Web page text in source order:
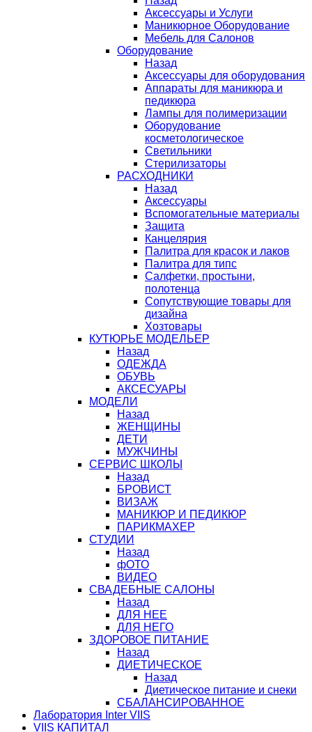
Аксессуары и Услуги
Маникюрное Оборудование
Мебель для Салонов
Оборудование
Назад
Аксессуары для оборудования
Аппараты для маникюра и
педикюра
Лампы для полимеризации
Оборудование
косметологическое
Светильники
Стерилизаторы
РАСХОДНИКИ
Назад
Аксессуары
Вспомогательные материалы
Защита
Канцелярия
Палитра для красок и лаков
Палитра для типс
Салфетки, простыни,
полотенца
Сопутствующие товары для
дизайна
Хозтовары
КУТЮРЬЕ МОДЕЛЬЕР
Назад
ОДЕЖДА
ОБУВЬ
АКСЕСУАРЫ
МОДЕЛИ
Назад
ЖЕНЩИНЫ
ДЕТИ
МУЖЧИНЫ
СЕРВИС ШКОЛЫ
Назад
БРОВИСТ
ВИЗАЖ
МАНИКЮР И ПЕДИКЮР
ПАРИКМАХЕР
СТУДИИ
Назад
фОТО
ВИДЕО
СВАДЕБНЫЕ САЛОНЫ
Назад
ДЛЯ НЕЕ
ДЛЯ НЕГО
ЗДОРОВОЕ ПИТАНИЕ
Назад
ДИЕТИЧЕСКОЕ
Назад
Диетическое питание и снеки
СБАЛАНСИРОВАННОЕ
Лаборатория Inter VIIS
VIIS КАПИТАЛ